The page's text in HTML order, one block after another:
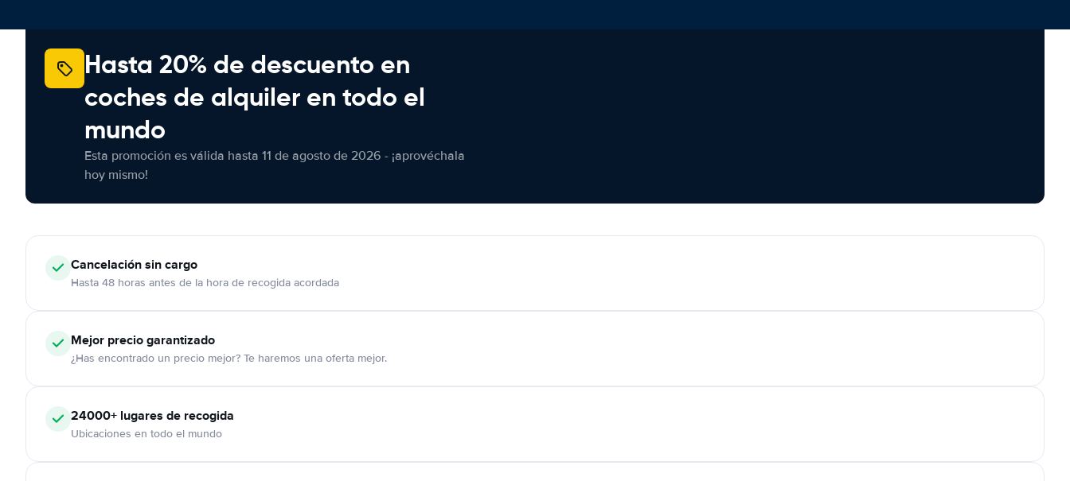
Hasta 20% de descuento en
coches de alquiler en todo el
mundo
Esta promoción es válida hasta 11 de agosto de 2026 - ¡aprovéchala
hoy mismo!
Cancelaciónsin cargo
Hasta 48 horas antes de la hora de recogida acordada
Mejor precio garantizado
¿Has encontrado un precio mejor? Te haremos una oferta mejor.
24000+ lugares de recogida
Ubicaciones en todo el mundo